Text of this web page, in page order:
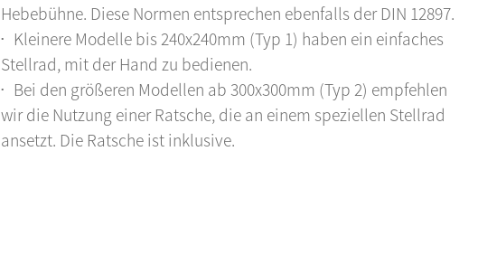
Hebebühne. Diese Normen entsprechen ebenfalls der DIN 12897.
Kleinere Modelle bis 240x240mm (Typ 1) haben ein einfaches
Stellrad, mit der Hand zu bedienen.
Bei den größeren Modellen ab 300x300mm (Typ 2) empfehlen
wir die Nutzung einer Ratsche, die an einem speziellen Stellrad
ansetzt. Die Ratsche ist inklusive.